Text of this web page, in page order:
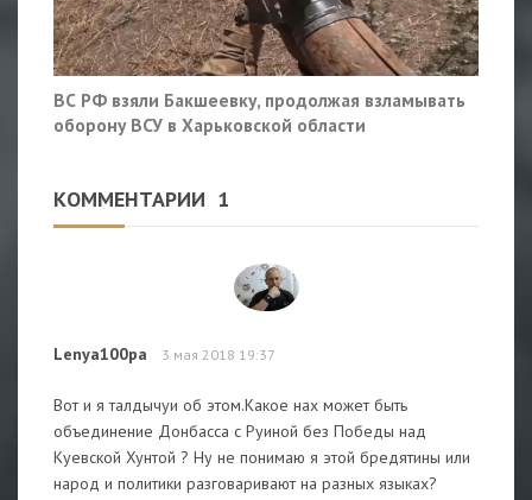
ВС РФ взяли Бакшеевку, продолжая взламывать
оборону ВСУ в Харьковской области
КОММЕНТАРИИ 1
Lenya100pa 3 мая 2018 19:37
Вот и я талдычуи об этом.Какое нах может быть
объединение Донбасса с Руиной без Победы над
Куевской Хунтой ? Ну не понимаю я этой бредятины или
народ и политики разговаривают на разных языках?